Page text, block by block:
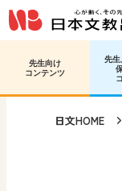
メインコンテンツ
サブコンテンツへ
先生向け
コンテンツ
先生
日文HOME